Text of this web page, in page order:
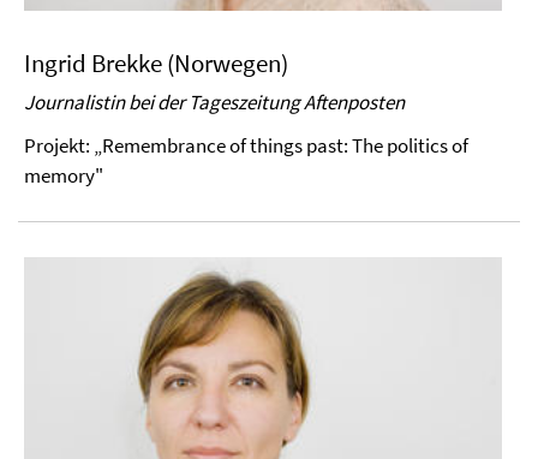
Ingrid Brekke (Norwegen)
Journalistin bei der Tageszeitung Aftenposten
Projekt: „Remembrance of things past: The politics of
memory"